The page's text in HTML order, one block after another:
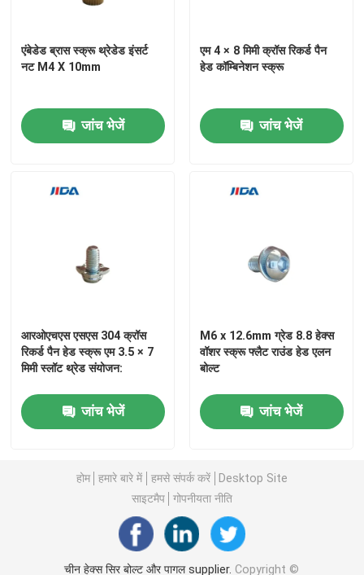
एंबेडेड ब्रास स्क्रू थ्रेडेड इंसर्ट
नट M4 X 10mm
जांच भेजें
एम 4 × 8 मिमी क्रॉस रिकर्ड पैन
हेड कॉम्बिनेशन स्क्रू
जांच भेजें
आरओएचएस एसएस 304 क्रॉस
रिकर्ड पैन हेड स्क्रू एम 3.5 × 7
मिमी स्लॉट थ्रेड संयोजन:
जांच भेजें
M6 x 12.6mm ग्रेड 8.8 हेक्स
वॉशर स्क्रू फ्लैट राउंड हेड एलन
बोल्ट
जांच भेजें
होम हमारे बारे में हमसे संपर्क करें
Desktop Site
साइटमैप
गोपनीयता नीति
चीन हेक्स सिर बोल्ट और पागल supplier. Copyright ©